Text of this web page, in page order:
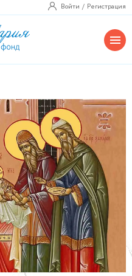
Войти Регистрация